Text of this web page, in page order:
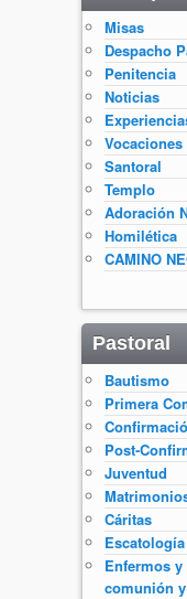
Misas
Despacho
Penitencia
Noticias
Vocaciones
Santoral
Templo
Adoración
Homilética
CAMINO
Pastoral
Bautismo
Primera
Post-
Juventud
Cáritas
Escatología
Enfermos
comunión